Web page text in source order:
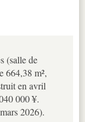
(salle de
664,38 m²,
en avril
000 ¥.
2026).